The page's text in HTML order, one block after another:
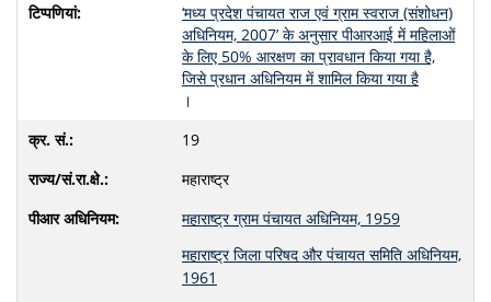
‘मध्य प्रदेश पंचायत राज एवं ग्राम स्वराज (संशोधन)
अधिनियम, 2007’ के अनुसार पीआरआई में महिलाओं
के लिए 50% आरक्षण का प्रावधान किया गया है,
जिसे प्रधान अधिनियम में शामिल किया गया है
।
19
महाराष्‍ट्र
महाराष्ट्र ग्राम पंचायत अधिनियम, 1959
महाराष्ट्र जिला परिषद और पंचायत समिति अधिनियम,
1961